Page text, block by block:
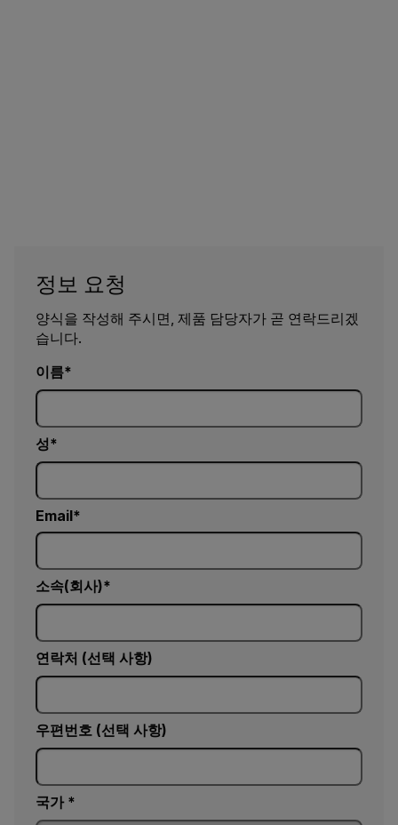
정보 요청
양식을 작성해 주시면, 제품 담당자가 곧 연락드리겠
습니다.
이름
성
Email
소속(회사)
연락처 (선택 사항)
우편번호 (선택 사항)
국가 *